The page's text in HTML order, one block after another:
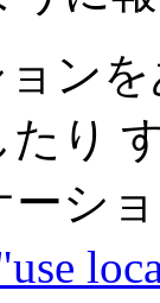
ン
たり
シ